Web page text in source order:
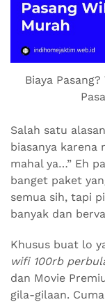
Biaya
Salah satu
biasanya karena
mahal ya…” Eh
banget paket
semua sih, tapi
banyak dan
Khusus buat lo
wifi 100rb
dan Movie
gila-gilaan.